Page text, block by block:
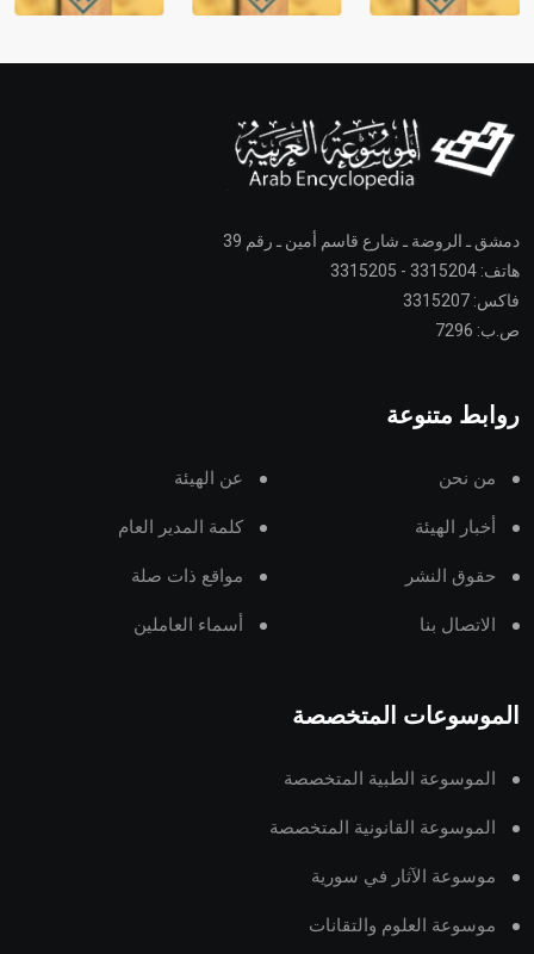
دمشق ـ الروضة ـ شارع قاسم أمين ـ رقم 39
هاتف: 3315204 - 3315205
فاكس: 3315207
ص.ب: 7296
روابط متنوعة
من نحن عن الهيئة
أخبار الهيئة كلمة المدير العام
حقوق النشر مواقع ذات صلة
الاتصال بنا أسماء العاملين
الموسوعات المتخصصة
الموسوعة الطبية المتخصصة
الموسوعة القانونية المتخصصة
موسوعة الآثار في سورية
موسوعة العلوم والتقانات